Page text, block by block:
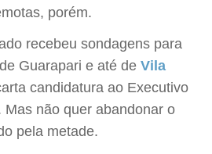
porém.
recebeu sondagens para
Guarapari e até deVila
candidatura ao Executivo
Mas não quer abandonar o
pela metade.